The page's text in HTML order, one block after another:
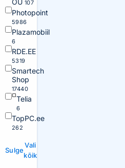
OÜ 107
Photopoint
5986
Plazamobiil
6
RDE.EE
5319
Smartech
Shop
17440
Telia
6
TopPC.ee
262
Sulge
Vali
kõik